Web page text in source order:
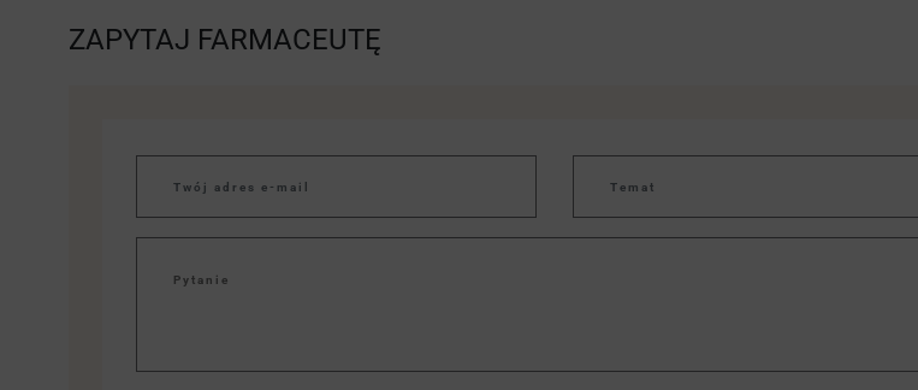
ZAPYTAJ FARMACEUTĘ